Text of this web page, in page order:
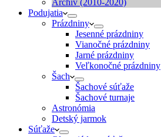
Archív (2010-2020)
Podujatia
Prázdniny
Jesenné prázdniny
Vianočné prázdniny
Jarné prázdniny
Veľkonočné prázdniny
Šach
Šachové súťaže
Šachové turnaje
Astronómia
Detský jarmok
Súťaže